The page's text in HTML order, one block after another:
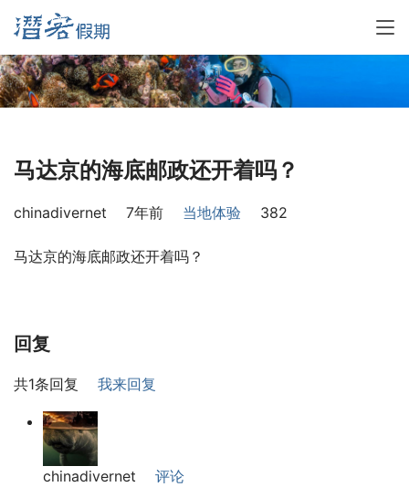
马达京的海底邮政还开着吗？
chinadivernet 7年前 当地体验 382
马达京的海底邮政还开着吗？
回复
共1条回复 我来回复
chinadivernet
评论